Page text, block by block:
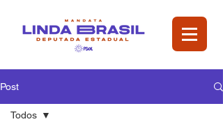
Post
Todos